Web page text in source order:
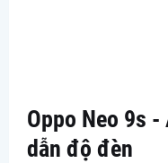
Oppo Neo 9s
dẫn độ đèn